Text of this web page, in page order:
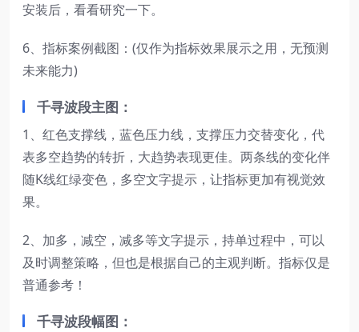
安装后，看看研究一下。
6、指标案例截图：(仅作为指标效果展示之用，无预测
未来能力)
千寻波段主图：
1、红色支撑线，蓝色压力线，支撑压力交替变化，代
表多空趋势的转折，大趋势表现更佳。两条线的变化伴
随K线红绿变色，多空文字提示，让指标更加有视觉效
果。
2、加多，减空，减多等文字提示，持单过程中，可以
及时调整策略，但也是根据自己的主观判断。指标仅是
普通参考！
千寻波段幅图：